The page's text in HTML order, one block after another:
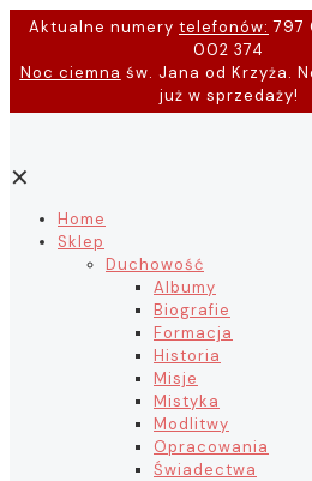
Aktualne numery telefonów: 797
002 374
Noc ciemna św. Jana od Krzyża.
już w sprzedaży!
✕
Home
Sklep
Duchowość
Albumy
Biografie
Formacja
Historia
Misje
Mistyka
Modlitwy
Opracowania
Świadectwa